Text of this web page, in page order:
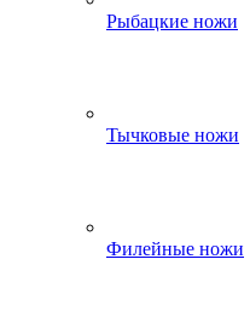
Рыбацкие ножи
Тычковые ножи
Филейные ножи